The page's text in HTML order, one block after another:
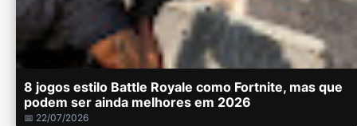
8 jogos estilo Battle Royale como Fortnite, mas que
podem ser ainda melhores em 2026
📅 22/07/2026